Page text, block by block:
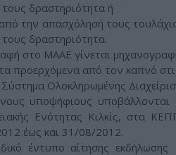
δραστηριότητα ή
την απασχόλησή τους
δραστηριότητα.
στο ΜΑΑΕ γίνεται
προερχόμενα από τον καπνό
Ολοκληρωμένης
υποψήφιους υποβάλλονται
Ενότητας Κιλκίς, στα
έως και 31/08/2012.
έντυπο αίτησης